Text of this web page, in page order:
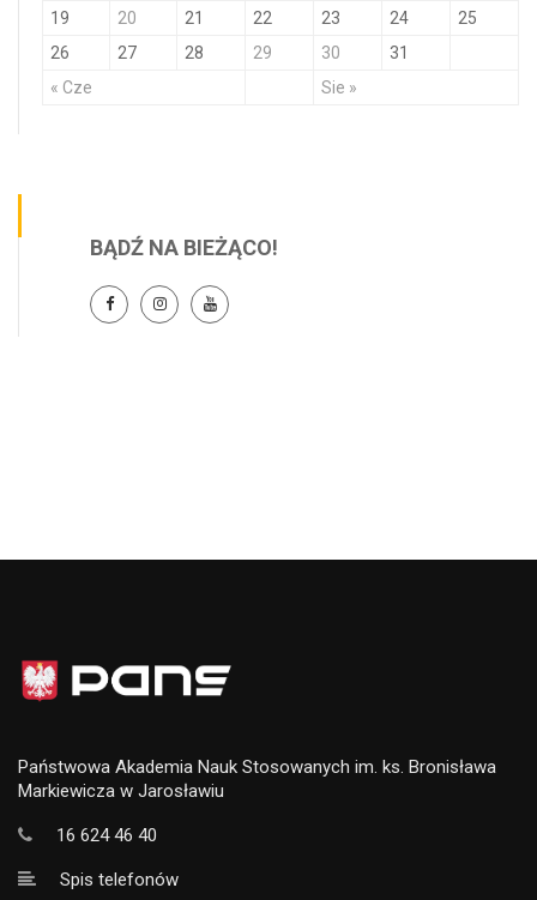
« Cze Sie »
19
20 21 22 23 24
25
26
27 28 29 30 31
BĄDŹ NA BIEŻĄCO!
Państwowa Akademia Nauk Stosowanych im. ks. Bronisława
Markiewicza w Jarosławiu
16 624 46 40
Spis telefonów